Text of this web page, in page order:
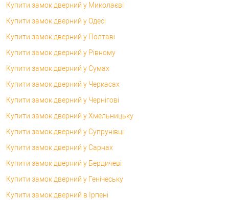
Купити замок дверний у Миколаєві
Купити замок дверний у Одесі
Купити замок дверний у Полтаві
Купити замок дверний у Рівному
Купити замок дверний у Сумах
Купити замок дверний у Черкасах
Купити замок дверний у Чернігові
Купити замок дверний у Хмельницьку
Купити замок дверний у Супрунівці
Купити замок дверний у Сарнах
Купити замок дверний у Бердичеві
Купити замок дверний у Генічеську
Купити замок дверний в Ірпені